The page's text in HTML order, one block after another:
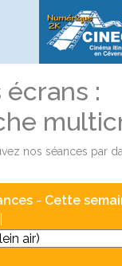
écrans :
nos séances par
- Cette